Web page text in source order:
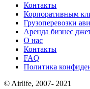
Контакты
Корпоративным
Грузоперевозки
Аренда бизнес
О нас
Контакты
FAQ
Политика
© Airlife, 2007- 2021